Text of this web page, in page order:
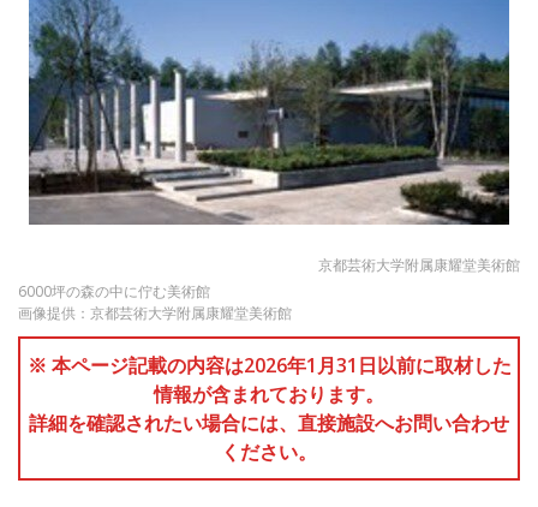
京都芸術大学附属康耀堂美術館
6000坪の森の中に佇む美術館
画像提供：京都芸術大学附属康耀堂美術館
※ 本ページ記載の内容は2026年1月31日以前に取材した
情報が含まれております。
詳細を確認されたい場合には、直接施設へお問い合わせ
ください。